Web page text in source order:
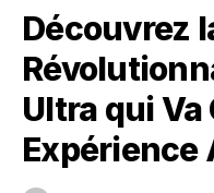
Découvrez
Ultra qui
Expérience